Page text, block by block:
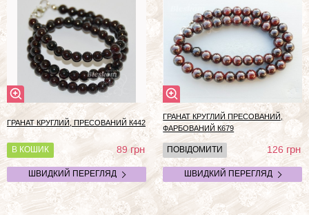
ГРАНАТ КРУГЛИЙ, ПРЕСОВАНИЙ К442
В КОШИК 89 грн
ШВИДКИЙ ПЕРЕГЛЯД
ГРАНАТ КРУГЛИЙ ПРЕСОВАНИЙ,
ФАРБОВАНИЙ К679
ПОВІДОМИТИ 126 грн
ШВИДКИЙ ПЕРЕГЛЯД